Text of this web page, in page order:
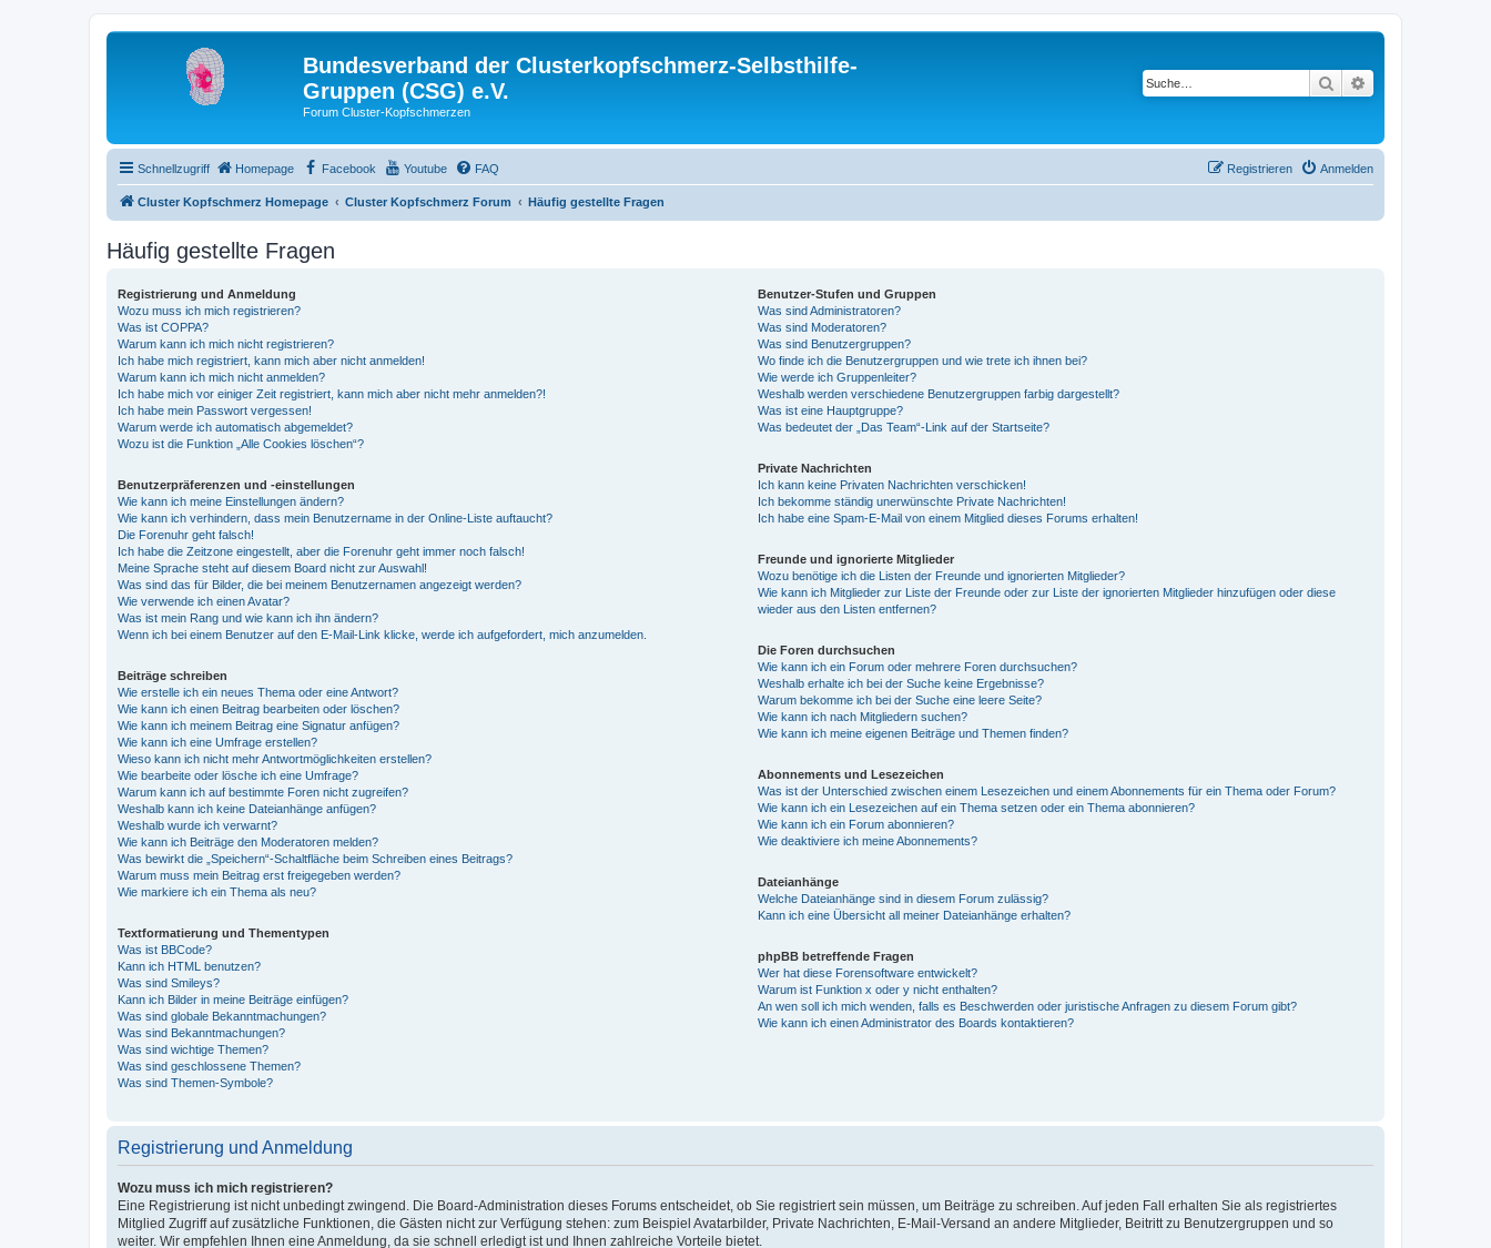
Bundesverband der Clusterkopfschmerz-Selbsthilfe-
Gruppen (CSG) e.V.
Forum Cluster-Kopfschmerzen
Suche
Schnellzugriff Homepage Facebook Youtube FAQ Anmelden
Registrieren
Cluster Kopfschmerz Homepage Cluster Kopfschmerz Forum Häufig gestellte Fragen
Häufig gestellte Fragen
Registrierung und Anmeldung
Wozu muss ich mich registrieren?
Was ist COPPA?
Warum kann ich mich nicht registrieren?
Ich habe mich registriert, kann mich aber nicht anmelden!
Warum kann ich mich nicht anmelden?
Ich habe mich vor einiger Zeit registriert, kann mich aber nicht mehr anmelden?!
Ich habe mein Passwort vergessen!
Warum werde ich automatisch abgemeldet?
Wozu ist die Funktion „Alle Cookies löschen“?
Benutzerpräferenzen und -einstellungen
Wie kann ich meine Einstellungen ändern?
Wie kann ich verhindern, dass mein Benutzername in der Online-Liste auftaucht?
Die Forenuhr geht falsch!
Ich habe die Zeitzone eingestellt, aber die Forenuhr geht immer noch falsch!
Meine Sprache steht auf diesem Board nicht zur Auswahl!
Was sind das für Bilder, die bei meinem Benutzernamen angezeigt werden?
Wie verwende ich einen Avatar?
Was ist mein Rang und wie kann ich ihn ändern?
Wenn ich bei einem Benutzer auf den E-Mail-Link klicke, werde ich aufgefordert, mich anzumelden.
Beiträge schreiben
Wie erstelle ich ein neues Thema oder eine Antwort?
Wie kann ich einen Beitrag bearbeiten oder löschen?
Wie kann ich meinem Beitrag eine Signatur anfügen?
Wie kann ich eine Umfrage erstellen?
Wieso kann ich nicht mehr Antwortmöglichkeiten erstellen?
Wie bearbeite oder lösche ich eine Umfrage?
Warum kann ich auf bestimmte Foren nicht zugreifen?
Weshalb kann ich keine Dateianhänge anfügen?
Weshalb wurde ich verwarnt?
Wie kann ich Beiträge den Moderatoren melden?
Was bewirkt die „Speichern“-Schaltfläche beim Schreiben eines Beitrags?
Warum muss mein Beitrag erst freigegeben werden?
Wie markiere ich ein Thema als neu?
Textformatierung und Thementypen
Was ist BBCode?
Kann ich HTML benutzen?
Was sind Smileys?
Kann ich Bilder in meine Beiträge einfügen?
Was sind globale Bekanntmachungen?
Was sind Bekanntmachungen?
Was sind wichtige Themen?
Was sind geschlossene Themen?
Was sind Themen-Symbole?
Benutzer-Stufen und Gruppen
Was sind Administratoren?
Was sind Moderatoren?
Was sind Benutzergruppen?
Wo finde ich die Benutzergruppen und wie trete ich ihnen bei?
Wie werde ich Gruppenleiter?
Weshalb werden verschiedene Benutzergruppen farbig dargestellt?
Was ist eine Hauptgruppe?
Was bedeutet der „Das Team“-Link auf der Startseite?
Private Nachrichten
Ich kann keine Privaten Nachrichten verschicken!
Ich bekomme ständig unerwünschte Private Nachrichten!
Ich habe eine Spam-E-Mail von einem Mitglied dieses Forums erhalten!
Freunde und ignorierte Mitglieder
Wozu benötige ich die Listen der Freunde und ignorierten Mitglieder?
Wie kann ich Mitglieder zur Liste der Freunde oder zur Liste der ignorierten Mitglieder hinzufügen oder diese
wieder aus den Listen entfernen?
Die Foren durchsuchen
Wie kann ich ein Forum oder mehrere Foren durchsuchen?
Weshalb erhalte ich bei der Suche keine Ergebnisse?
Warum bekomme ich bei der Suche eine leere Seite?
Wie kann ich nach Mitgliedern suchen?
Wie kann ich meine eigenen Beiträge und Themen finden?
Abonnements und Lesezeichen
Was ist der Unterschied zwischen einem Lesezeichen und einem Abonnements für ein Thema oder Forum?
Wie kann ich ein Lesezeichen auf ein Thema setzen oder ein Thema abonnieren?
Wie kann ich ein Forum abonnieren?
Wie deaktiviere ich meine Abonnements?
Dateianhänge
Welche Dateianhänge sind in diesem Forum zulässig?
Kann ich eine Übersicht all meiner Dateianhänge erhalten?
phpBB betreffende Fragen
Wer hat diese Forensoftware entwickelt?
Warum ist Funktion x oder y nicht enthalten?
An wen soll ich mich wenden, falls es Beschwerden oder juristische Anfragen zu diesem Forum gibt?
Wie kann ich einen Administrator des Boards kontaktieren?
Registrierung und Anmeldung
Wozu muss ich mich registrieren?
Eine Registrierung ist nicht unbedingt zwingend. Die Board-Administration dieses Forums entscheidet, ob Sie registriert sein müssen, um Beiträge zu schreiben. Auf jeden Fall erhalten Sie als registriertes
Mitglied Zugriff auf zusätzliche Funktionen, die Gästen nicht zur Verfügung stehen: zum Beispiel Avatarbilder, Private Nachrichten, E-Mail-Versand an andere Mitglieder, Beitritt zu Benutzergruppen und so
weiter. Wir empfehlen Ihnen eine Anmeldung, da sie schnell erledigt ist und Ihnen zahlreiche Vorteile bietet.